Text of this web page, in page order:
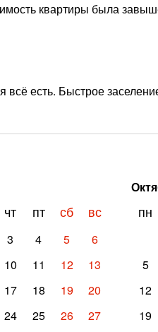
чт пт сб вс
3 4 5
6
10 11 12
13
17 18 19
20
24 25 26
27
пн
5
12
19
квартиры была
есть. Быстрое